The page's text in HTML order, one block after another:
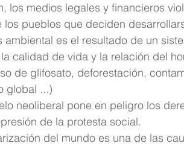
los medios legales y financieros
los pueblos que deciden
ambiental es el resultado de un
calidad de vida y la relación del
de glifosato, deforestación,
global ...)
neoliberal pone en peligro los
de la protesta social.
del mundo es una de las